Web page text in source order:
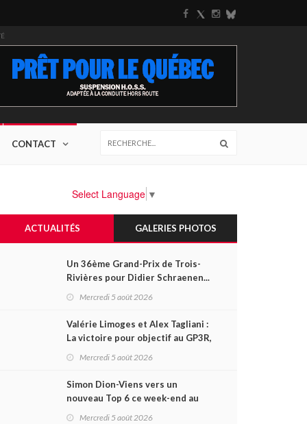
CONTACT
Select Language ▼
ACTUALITÉS GALERIES PHOTOS
Un 36ème Grand-Prix de Trois-
Rivières pour Didier Schraenen...
et une première en Challenge
Mercredi 5 août 2026
Valérie Limoges et Alex Tagliani :
La victoire pour objectif au GP3R,
dans trois séries différentes
Mercredi 5 août 2026
Simon Dion-Viens vers un
nouveau Top 6 ce week-end au
GP3R, en série NASCAR Canada ?
Mercredi 5 août 2026